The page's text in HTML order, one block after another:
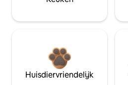
Huisdiervriendelijk